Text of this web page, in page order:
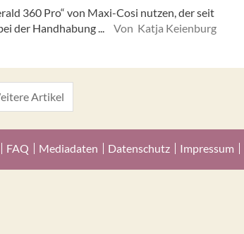
360 Pro“ von Maxi-Cosi nutzen, der seit
der Handhabung ...
Von Katja Keienburg
Artikel
FAQ Mediadaten Datenschutz Impressum